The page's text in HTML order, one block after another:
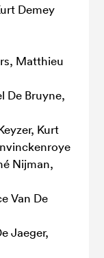
Demey
Matthieu
De Bruyne,
Kurt
Nijman,
Van De
Jaeger,